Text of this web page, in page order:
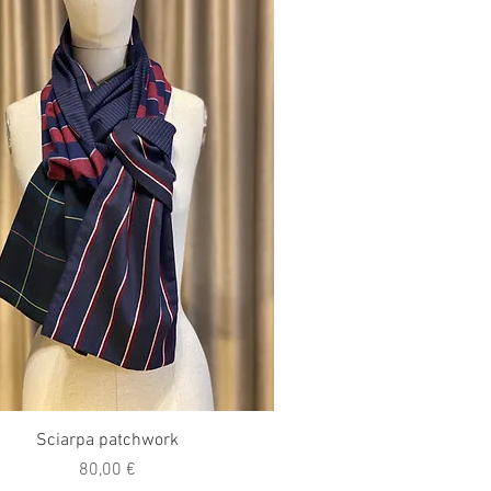
Vista rapida
Sciarpa patchwork
Prezzo
80,00 €